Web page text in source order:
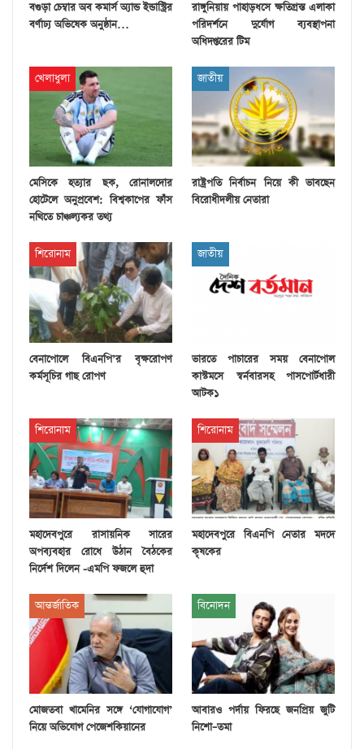
বগুড়া চেম্বার অব কমার্স অ্যান্ড ইন্ডাস্ট্রির
বর্ণাঢ্য অভিষেক অনুষ্ঠান…
রাঙ্গুনিয়ায় পাহাড়ধসে ক্ষতিগ্রস্ত এলাকা
পরিদর্শনে দুর্যোগ ব্যবস্থাপনা
অধিদপ্তরের টিম
খেলাধুলা
মেসিকে হত্যার ছক, রোনালদোর
হোটেলে অনুপ্রবেশ: বিশ্বকাপের ফাঁস
নথিতে চাঞ্চল্যকর তথ্য
জাতীয়
রাষ্ট্রপতি নির্বাচন নিয়ে কী ভাবছেন
বিরোধীদলীয় নেতারা
শিরোনাম
বেনাপোলে বিএনপি’র বৃক্ষরোপণ
কর্মসূচির গাছ রোপণ
জাতীয়
ভারতে পাচারের সময় বেনাপোল
কাস্টমসে স্বর্নবারসহ পাসপোর্টধারী
আটক১
শিরোনাম
মহাদেবপুরে রাসায়নিক সারের
অপব্যবহার রোধে উঠান বৈঠকের
নির্দেশ দিলেন -এমপি ফজলে হুদা
শিরোনাম
মহাদেবপুরে বিএনপি নেতার মদদে
কৃষকের
আন্তর্জাতিক
মোজতবা খামেনির সঙ্গে ‘যোগাযোগ’
নিয়ে অভিযোগ পেজেশকিয়ানের
বিনোদন
আবারও পর্দায় ফিরছে জনপ্রিয় জুটি
নিশো–তমা